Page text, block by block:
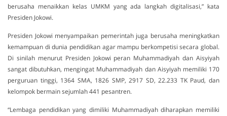
berusaha menaikkan kelas UMKM yang ada langkah digitalisasi,” kata
Presiden Jokowi.
Presiden Jokowi menyampaikan pemerintah juga berusaha meningkatkan
kemampuan di dunia pendidikan agar mampu berkompetisi secara global.
Di sinilah menurut Presiden Jokowi peran Muhammadiyah dan Aisyiyah
sangat dibutuhkan, mengingat Muhammadiyah dan Aisyiyah memiliki 170
perguruan tinggi, 1364 SMA, 1826 SMP, 2917 SD, 22.233 TK Paud, dan
kelompok bermain sejumlah 441 pesantren.
“Lembaga pendidikan yang dimiliki Muhammadiyah diharapkan memiliki